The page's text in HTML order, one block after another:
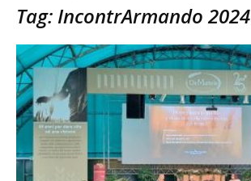
Tag: IncontrArmando 2024